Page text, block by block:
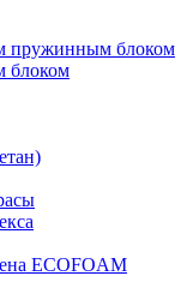
пружинным блоком
блоком
ECOFOAM